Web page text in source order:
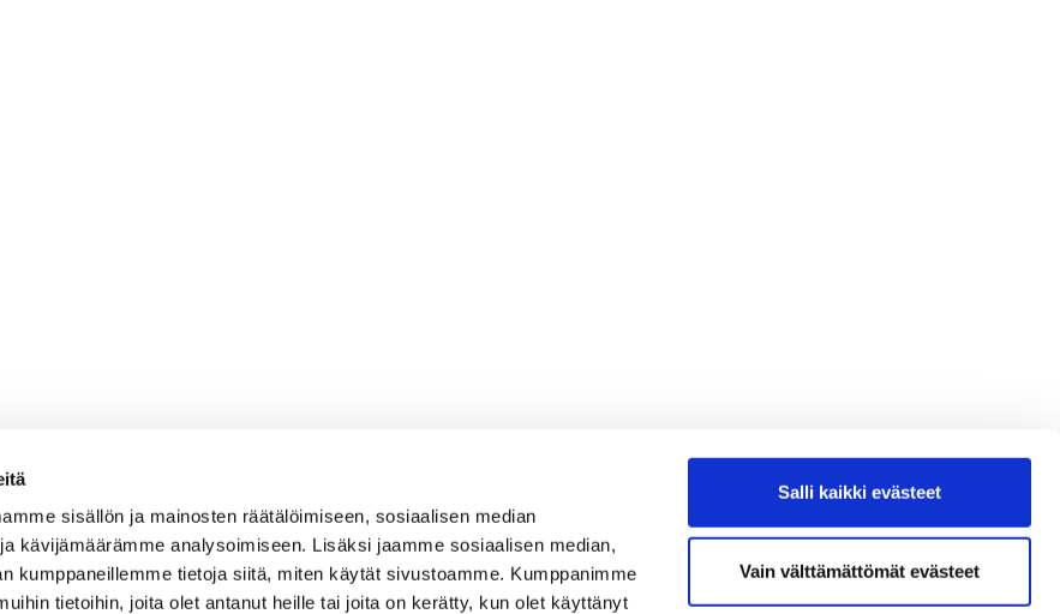
sisällön ja mainosten räätälöimiseen, sosiaalisen median
kävijämäärämme analysoimiseen. Lisäksi jaamme sosiaalisen median,
kumppaneillemme tietoja siitä, miten käytät sivustoamme. Kumppanimme
tietoihin, joita olet antanut heille tai joita on kerätty, kun olet käyttänyt
Salli kaikki evästeet
Vain välttämättömät evästeet